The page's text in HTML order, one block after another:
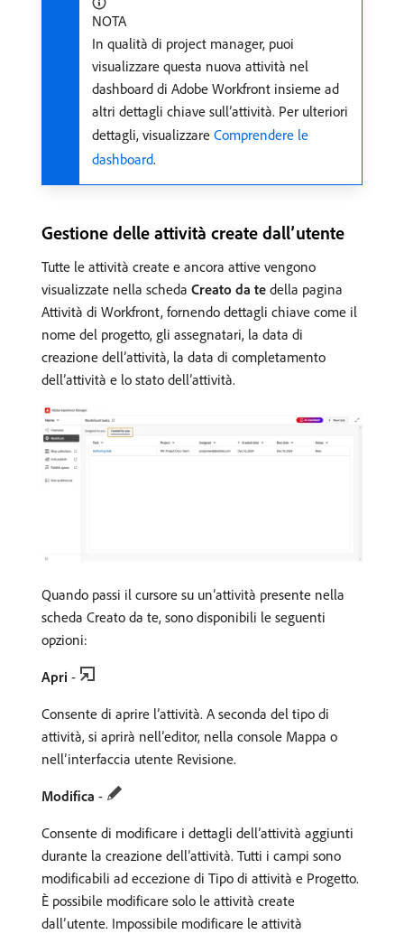
NOTA
In qualità di project manager, puoi
visualizzare questa nuova attività nel
dashboard di Adobe Workfront insieme ad
altri dettagli chiave sull’attività. Per ulteriori
dettagli, visualizzare Comprendere le
dashboard.
Gestione delle attività create dall’utente
Tutte le attività create e ancora attive vengono
visualizzate nella scheda Creato da te della pagina
Attività di Workfront, fornendo dettagli chiave come il
nome del progetto, gli assegnatari, la data di
creazione dell’attività, la data di completamento
dell’attività e lo stato dell’attività.
Quando passi il cursore su un’attività presente nella
scheda Creato da te, sono disponibili le seguenti
opzioni:
Apri -
Consente di aprire l’attività. A seconda del tipo di
attività, si aprirà nell’editor, nella console Mappa o
nell’interfaccia utente Revisione.
Modifica -
Consente di modificare i dettagli dell’attività aggiunti
durante la creazione dell’attività. Tutti i campi sono
modificabili ad eccezione di Tipo di attività e Progetto.
È possibile modificare solo le attività create
dall’utente. Impossibile modificare le attività